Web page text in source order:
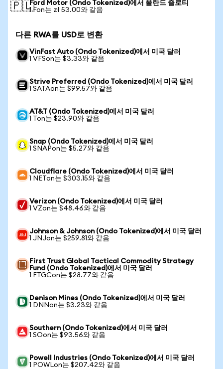
🇵🇱Ford Motor (Ondo Tokenized)에서 폴란드 즐로티
1 Fon는 zł 53.00와 같음
다른 RWA를 USD로 변환
VinFast Auto (Ondo Tokenized)에서 미국 달러
1 VFSon는 $3.33와 같음
Strive Preferred (Ondo Tokenized)에서 미국 달러
1 SATAon는 $99.57와 같음
AT&T (Ondo Tokenized)에서 미국 달러
1 Ton는 $23.90와 같음
Snap (Ondo Tokenized)에서 미국 달러
1 SNAPon는 $5.27와 같음
Cloudflare (Ondo Tokenized)에서 미국 달러
1 NETon는 $303.15와 같음
Verizon (Ondo Tokenized)에서 미국 달러
1 VZon는 $48.46와 같음
Johnson & Johnson (Ondo Tokenized)에서 미국 달러
1 JNJon는 $259.81와 같음
First Trust Global Tactical Commodity Strategy
Fund (Ondo Tokenized)에서 미국 달러
1 FTGCon는 $28.77와 같음
Denison Mines (Ondo Tokenized)에서 미국 달러
1 DNNon는 $3.23와 같음
Southern (Ondo Tokenized)에서 미국 달러
1 SOon는 $93.56와 같음
Powell Industries (Ondo Tokenized)에서 미국 달러
1 POWLon는 $207.42와 같음